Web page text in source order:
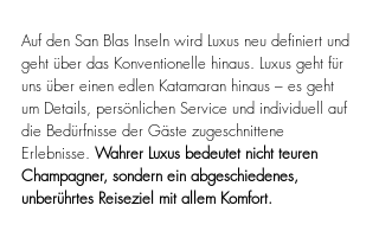
Auf den San Blas Inseln wird Luxus neu definiert und
geht über das Konventionelle hinaus. Luxus geht für
uns über einen edlen Katamaran hinaus – es geht
um Details, persönlichen Service und individuell auf
die Bedürfnisse der Gäste zugeschnittene
Erlebnisse. Wahrer Luxus bedeutet nicht teuren
Champagner, sondern ein abgeschiedenes,
unberührtes Reiseziel mit allem Komfort.